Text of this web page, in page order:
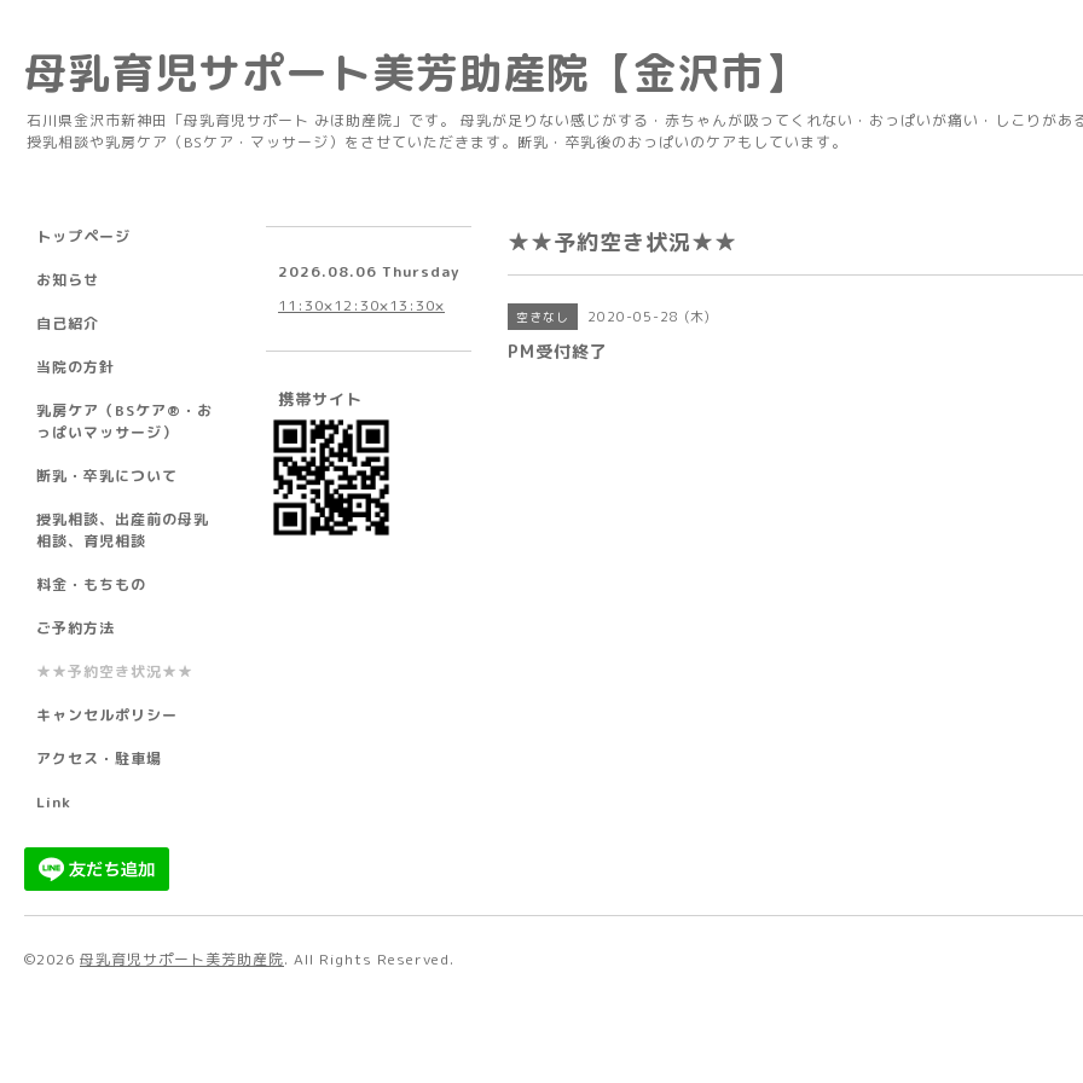
母乳育児サポート美芳助産院【金沢市】
石川県金沢市新神田「母乳育児サポート みほ助産院」です。 母乳が足りない感じがする・赤ちゃんが吸ってくれない・おっぱいが痛い・しこりがあ
授乳相談や乳房ケア（BSケア・マッサージ）をさせていただきます。断乳・卒乳後のおっぱいのケアもしています。
★★予約空き状況★★
空きなし 2020-05-28 (木)
PM受付終了
トップページ
お知らせ
自己紹介
当院の方針
乳房ケア（BSケア®︎・お
っぱいマッサージ）
断乳・卒乳について
授乳相談、出産前の母乳
相談、育児相談
料金・もちもの
ご予約方法
★★予約空き状況★★
キャンセルポリシー
アクセス・駐車場
Link
2026.08.06 Thursday
11:30×12:30×13:30×
携帯サイト
©2026 母乳育児サポート美芳助産院. All Rights Reserved.